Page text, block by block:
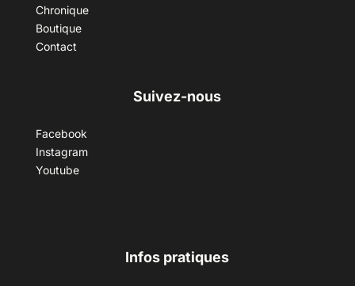
Chronique
Boutique
Contact
Suivez-nous
Facebook
Instagram
Youtube
Infos pratiques